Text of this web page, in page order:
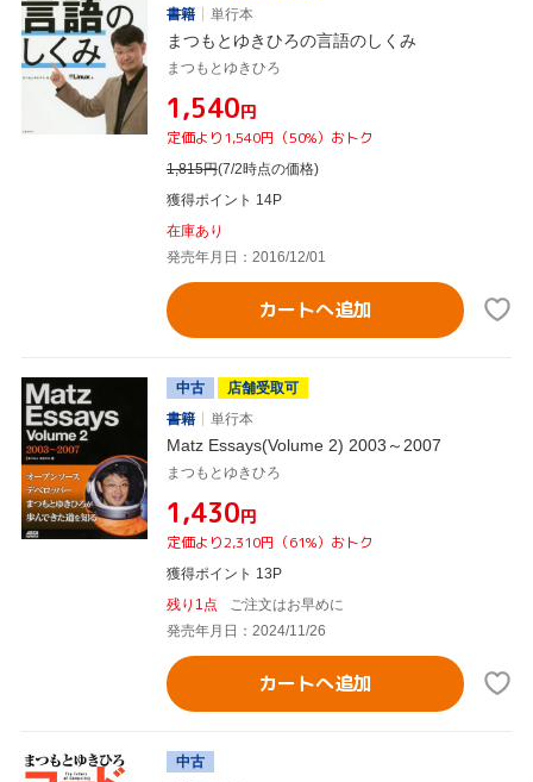
書籍
単行本
まつもとゆきひろの言語のしくみ
まつもとゆきひろ
¥1,540円
定価より1,540円（50%）おトク
1,815円(7/2時点の価格)
獲得ポイント 14P
在庫あり
発売年月日：2016/12/01
カートへ追加
中古
店舗受取可
書籍
単行本
Matz Essays(Volume 2) 2003～2007
まつもとゆきひろ
¥1,430円
定価より2,310円（61%）おトク
獲得ポイント 13P
残り1点
ご注文はお早めに
発売年月日：2024/11/26
カートへ追加
中古